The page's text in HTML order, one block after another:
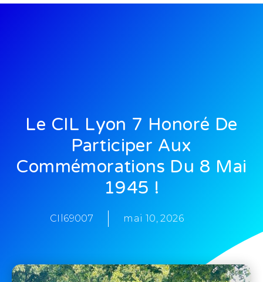
Le CIL Lyon 7 Honoré De
Participer Aux
Commémorations Du 8 Mai
1945 !
CIl69007 mai 10, 2026